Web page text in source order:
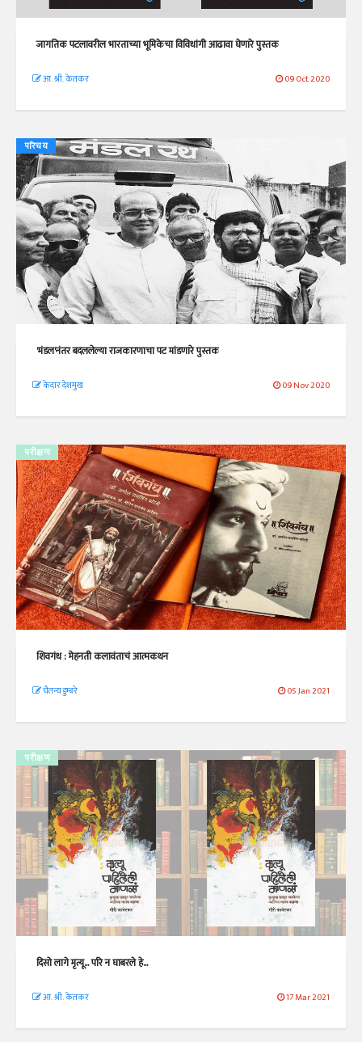
जागतिक पटलावरील भारताच्या भूमिकेचा विविधांगी आढावा घेणारे पुस्तक
आ. श्री. केतकर 09 Oct 2020
परिचय
'मंडल'नंतर बदललेल्या राजकारणाचा पट मांडणारे पुस्तक
केदार देशमुख 09 Nov 2020
परीक्षण
शिवगंध : मेहनती कलावंताचं आत्मकथन
चैतन्य डुम्बरे 05 Jan 2021
परीक्षण
दिसो लागे मृत्यू... परि न घाबरले हे...
आ. श्री. केतकर 17 Mar 2021